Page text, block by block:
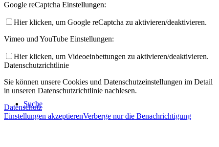
Suche
Google reCaptcha Einstellungen:
Hier klicken, um Google reCaptcha zu aktivieren/deaktivieren.
Vimeo und YouTube Einstellungen:
Hier klicken, um Videoeinbettungen zu aktivieren/deaktivieren.
Datenschutzrichtlinie
Sie können unsere Cookies und Datenschutzeinstellungen im Detail
in unseren Datenschutzrichtlinie nachlesen.
Datenschutz
Einstellungen akzeptierenVerberge nur die Benachrichtigung